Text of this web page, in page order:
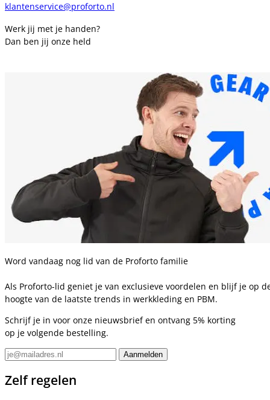
klantenservice@proforto.nl
Werk jij met je handen?
Dan ben jij onze held
Word vandaag nog lid van de Proforto familie
Als Proforto-lid geniet je van exclusieve voordelen en blijf je op
hoogte van de laatste trends in werkkleding en PBM.
Schrijf je in voor onze nieuwsbrief en ontvang 5% korting
op je volgende bestelling.
Zelf regelen